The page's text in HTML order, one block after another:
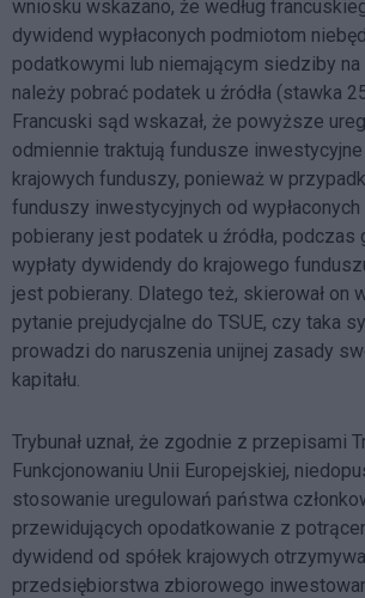
wniosku wskazano, że według
dywidend wypłaconych podmiotom
podatkowymi lub niemającym siedziby na
należy pobrać podatek u źródła (stawka
Francuski sąd wskazał, że powyższe
odmiennie traktują fundusze
krajowych funduszy, ponieważ w
funduszy inwestycyjnych od
pobierany jest podatek u źródła, podczas
wypłaty dywidendy do krajowego
jest pobierany. Dlatego też, skierował on
pytanie prejudycjalne do TSUE, czy taka
prowadzi do naruszenia unijnej zasady
kapitału.
Trybunał uznał, że zgodnie z przepisami
Funkcjonowaniu Unii Europejskiej,
stosowanie uregulowań państwa
przewidujących opodatkowanie z
dywidend od spółek krajowych
przedsiębiorstwa zbiorowego